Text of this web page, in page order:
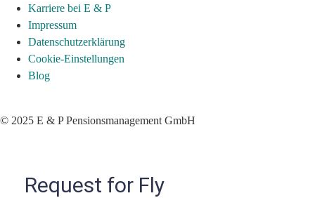
Karriere bei E & P
Impressum
Datenschutzerklärung
Cookie-Einstellungen
Blog
© 2025 E & P Pensionsmanagement GmbH
Request for Fly